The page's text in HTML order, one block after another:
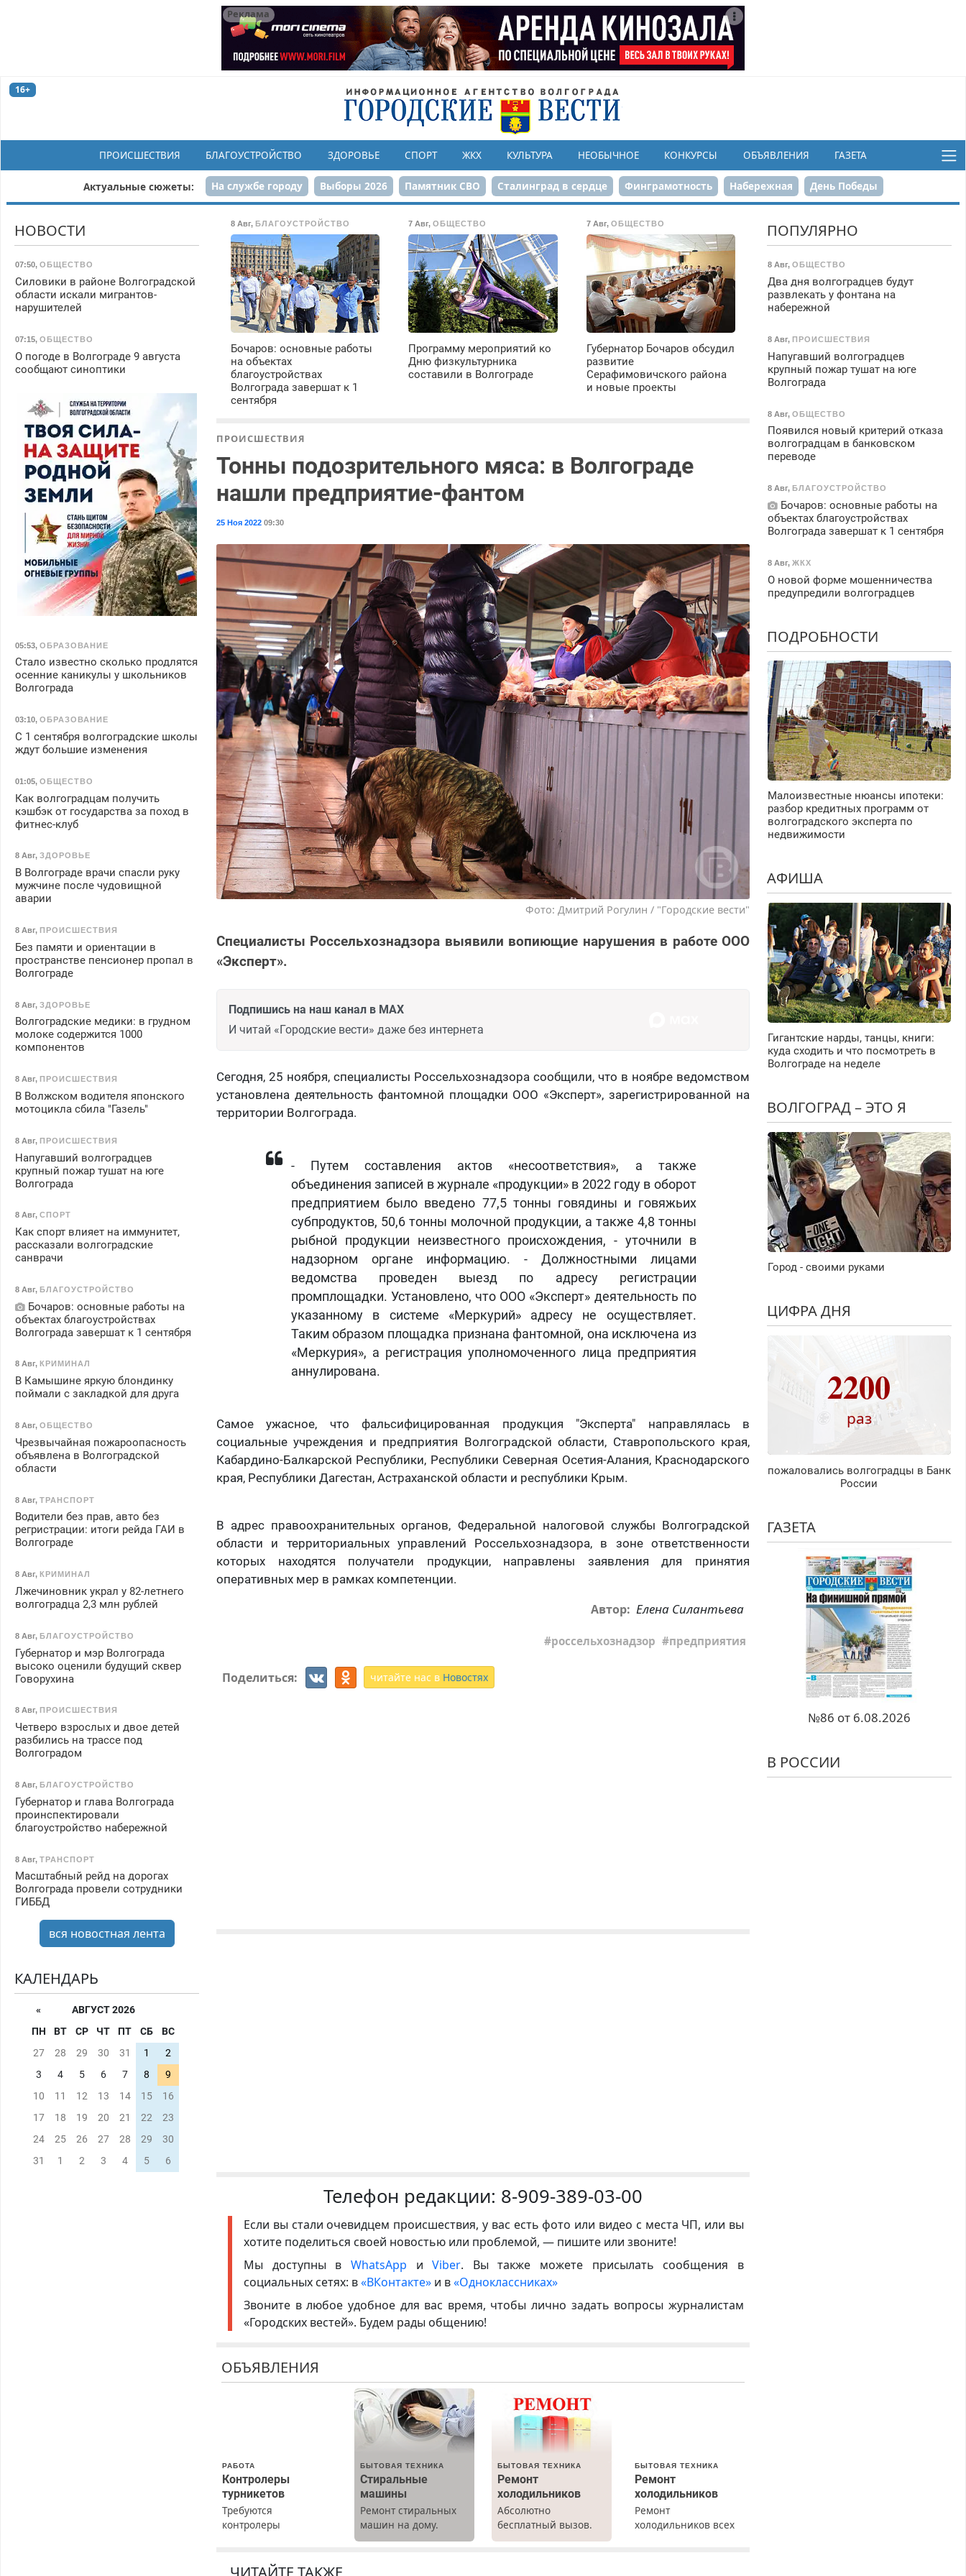
Реклама
16+
ПРОИСШЕСТВИЯ БЛАГОУСТРОЙСТВО ЗДОРОВЬЕ СПОРТ ЖКХ КУЛЬТУРА НЕОБЫЧНОЕ КОНКУРСЫ ОБЪЯВЛЕНИЯ ГАЗЕТА
Актуальные сюжеты: На службе городу Выборы 2026 Памятник СВО Сталинград в сердце Финграмотность Набережная День Победы
Реконструкция ЦПКиО 80-летие Победы Парк Героев-летчиков
8 Авг, БЛАГОУСТРОЙСТВО
Бочаров: основные работы
на объектах
благоустройствах
Волгограда завершат к 1
сентября
7 Авг,ОБЩЕСТВО
Программу мероприятий ко
Дню физкультурника
составили в Волгограде
7 Авг, ОБЩЕСТВО
Губернатор Бочаров обсудил
развитие
Серафимовичского района
и новые проекты
ПРОИСШЕСТВИЯ
Тонны подозрительного мяса: в Волгограде
нашли предприятие-фантом
25 Ноя 2022 09:30
Фото: Дмитрий Рогулин / "Городские вести"
Специалисты Россельхознадзора выявили вопиющие нарушения в работе ООО
«Эксперт».
Подпишись на наш канал в MAX
И читай «Городские вести» даже без интернета
Сегодня, 25 ноября, специалисты Россельхознадзора сообщили, что в ноябре ведомством
установлена деятельность фантомной площадки ООО «Эксперт», зарегистрированной на
территории Волгограда.
​- Путем составления актов «несоответствия», а также
объединения записей в журнале «продукции» в 2022 году в оборот
предприятием было введено 77,5 тонны говядины и говяжьих
субпродуктов, 50,6 тонны молочной продукции, а также 4,8 тонны
рыбной продукции неизвестного происхождения, - уточнили в
надзорном органе информацию. - Должностными лицами
ведомства проведен выезд по адресу регистрации
промплощадки. Установлено, что ООО «Эксперт» деятельность по
указанному в системе «Меркурий» адресу не осуществляет.
Таким образом площадка признана фантомной, она исключена из
«Меркурия», а регистрация уполномоченного лица предприятия
аннулирована.
Самое ужасное, что фальсифицированная продукция "Эксперта" направлялась в
социальные учреждения и предприятия Волгоградской области, Ставропольского края,
Кабардино-Балкарской Республики, Республики Северная Осетия-Алания, Краснодарского
края, Республики Дагестан, Астраханской области и республики Крым.
В адрес правоохранительных органов, Федеральной налоговой службы Волгоградской
области и территориальных управлений Россельхознадзора, в зоне ответственности
которых находятся получатели продукции, направлены заявления для принятия
оперативных мер в рамках компетенции.
Автор: Елена Силантьева
россельхознадзор предприятия
Поделиться: читайте нас в Новостях
Телефон редакции: 8-909-389-03-00
Если вы стали очевидцем происшествия, у вас есть фото или видео с места ЧП, или вы
хотите поделиться своей новостью или проблемой, — пишите или звоните!
Мы доступны в WhatsApp иViber. Вы также можете присылать сообщения в
социальных сетях: в«ВКонтакте» и в«Одноклассниках»
Звоните в любое удобное для вас время, чтобы лично задать вопросы журналистам
«Городских вестей». Будем рады общению!
ОБЪЯВЛЕНИЯ
РАБОТА
Контролеры
турникетов
Требуются
контролеры
Подмосковье
БЫТОВАЯ ТЕХНИКА
Стиральные
машины
Ремонт стиральных
машин на дому.
Выезд и диагностика
БЫТОВАЯ ТЕХНИКА
Ремонт
холодильников
Абсолютно
бесплатный вызов.
Ремонт
БЫТОВАЯ ТЕХНИКА
Ремонт
холодильников
Ремонт
холодильников всех
ЧИТАЙТЕ ТАКЖЕ
НОВОСТИ
07:50, ОБЩЕСТВО
Силовики в районе Волгоградской
области искали мигрантов-
нарушителей
07:15, ОБЩЕСТВО
О погоде в Волгограде 9 августа
сообщают синоптики
05:53, ОБРАЗОВАНИЕ
Стало известно сколько продлятся
осенние каникулы у школьников
Волгограда
03:10, ОБРАЗОВАНИЕ
С 1 сентября волгоградские школы
ждут большие изменения
01:05, ОБЩЕСТВО
Как волгоградцам получить
кэшбэк от государства за поход в
фитнес-клуб
8 Авг, ЗДОРОВЬЕ
В Волгограде врачи спасли руку
мужчине после чудовищной
аварии
8 Авг, ПРОИСШЕСТВИЯ
Без памяти и ориентации в
пространстве пенсионер пропал в
Волгограде
8 Авг, ЗДОРОВЬЕ
Волгоградские медики: в грудном
молоке содержится 1000
компонентов
8 Авг, ПРОИСШЕСТВИЯ
В Волжском водителя японского
мотоцикла сбила "Газель"
8 Авг, ПРОИСШЕСТВИЯ
Напугавший волгоградцев
крупный пожар тушат на юге
Волгограда
8 Авг, СПОРТ
Как спорт влияет на иммунитет,
рассказали волгоградские
санврачи
8 Авг, БЛАГОУСТРОЙСТВО
Бочаров: основные работы на
объектах благоустройствах
Волгограда завершат к 1 сентября
8 Авг, КРИМИНАЛ
В Камышине яркую блондинку
поймали с закладкой для друга
8 Авг, ОБЩЕСТВО
Чрезвычайная пожароопасность
объявлена в Волгоградской
области
8 Авг, ТРАНСПОРТ
Водители без прав, авто без
регристрации: итоги рейда ГАИ в
Волгограде
8 Авг, КРИМИНАЛ
Лжечиновник украл у 82-летнего
волгоградца 2,3 млн рублей
8 Авг, БЛАГОУСТРОЙСТВО
Губернатор и мэр Волгограда
высоко оценили будущий сквер
Говорухина
8 Авг, ПРОИСШЕСТВИЯ
Четверо взрослых и двое детей
разбились на трассе под
Волгоградом
8 Авг, БЛАГОУСТРОЙСТВО
Губернатор и глава Волгограда
проинспектировали
благоустройство набережной
8 Авг, ТРАНСПОРТ
Масштабный рейд на дорогах
Волгограда провели сотрудники
ГИББД
вся новостная лента
КАЛЕНДАРЬ
«
АВГУСТ 2026
ПН
ВТ СР ЧТ ПТ СБ
ВС
27
28 29 30 31 1
2
3
4 5 6 7 8
9
10
11 12 13 14 15
16
17
18 19 20 21 22
23
24
25 26 27 28 29
30
31
1 2 3 4 5 6
ПОПУЛЯРНО
8 Авг, ОБЩЕСТВО
Два дня волгоградцев будут
развлекать у фонтана на
набережной
8 Авг, ПРОИСШЕСТВИЯ
Напугавший волгоградцев
крупный пожар тушат на юге
Волгограда
8 Авг, ОБЩЕСТВО
Появился новый критерий отказа
волгоградцам в банковском
переводе
8 Авг, БЛАГОУСТРОЙСТВО
Бочаров: основные работы на
объектах благоустройствах
Волгограда завершат к 1 сентября
8 Авг, ЖКХ
О новой форме мошенничества
предупредили волгоградцев
ПОДРОБНОСТИ
Малоизвестные нюансы ипотеки:
разбор кредитных программ от
волгоградского эксперта по
недвижимости
АФИША
Гигантские нарды, танцы, книги:
куда сходить и что посмотреть в
Волгограде на неделе
ВОЛГОГРАД – ЭТО Я
Город - своими руками
ЦИФРА ДНЯ
2200
раз
пожаловались волгоградцы в Банк
России
ГАЗЕТА
№86 от 6.08.2026
В РОССИИ